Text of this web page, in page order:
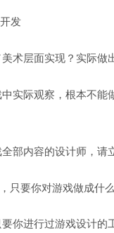
发
术层面实现？实际做
实际观察，根本不
部内容的设计师，请
只要你对游戏做成什
你进行过游戏设计的